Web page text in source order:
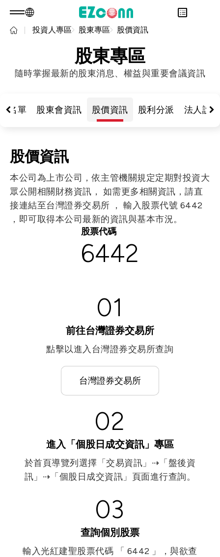
TW 產品諮詢
Overview
關於我們
人才招募
Overview
公司治理
永續報告書
投資人專區
財務資訊
Overview
應用範疇
資料通訊
衛星通訊
5G
IT DataCom
Let’s Move Towards A New
Future TOGETHER
合作夥伴連結
+886 2-2808-6333
Inquiry@ezconn.com
新北市淡水區中正東路2段27-8號13樓
投資人專區 股東專區 股價資訊
股東專區
隨時掌握最新的股東消息、權益與重要會議資訊
名單 股東會資訊 股價資訊 股利分派 法人說
股價資訊
本公司為上市公司，依主管機關規定定期對投資大
眾公開相關財務資訊， 如需更多相關資訊，請直
接連結至台灣證券交易所 ， 輸入股票代號 6442
，即可取得本公司最新的資訊與基本市況。
股票代碼
6442
01
前往台灣證券交易所
點擊以進入台灣證券交易所查詢
台灣證券交易所
02
進入「個股日成交資訊」專區
於首頁導覽列選擇「交易資訊」⇢「盤後資
訊」⇢「個股日成交資訊」頁面進行查詢。
03
查詢個別股票
輸入光紅建聖股票代碼 「 6442 」，與欲查